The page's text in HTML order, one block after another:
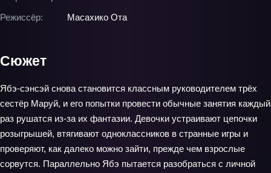
Режиссёр:
Масахико Ота
Сюжет
Ябэ-сэнсэй снова становится классным руководителем трёх
сестёр Маруй, и его попытки провести обычные занятия каждый
раз рушатся из‑за их фантазии. Девочки устраивают цепочки
розыгрышей, втягивают одноклассников в странные игры и
проверяют, как далеко можно зайти, прежде чем взрослые
сорвутся. Параллельно Ябэ пытается разобраться с личной